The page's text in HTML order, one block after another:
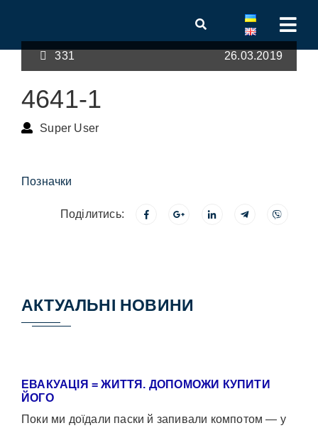
331 26.03.2019
4641-1
Super User
Позначки
Поділитись:
АКТУАЛЬНІ НОВИНИ
ЕВАКУАЦІЯ = ЖИТТЯ. ДОПОМОЖИ КУПИТИ
ЙОГО
Поки ми доїдали паски й запивали компотом — у